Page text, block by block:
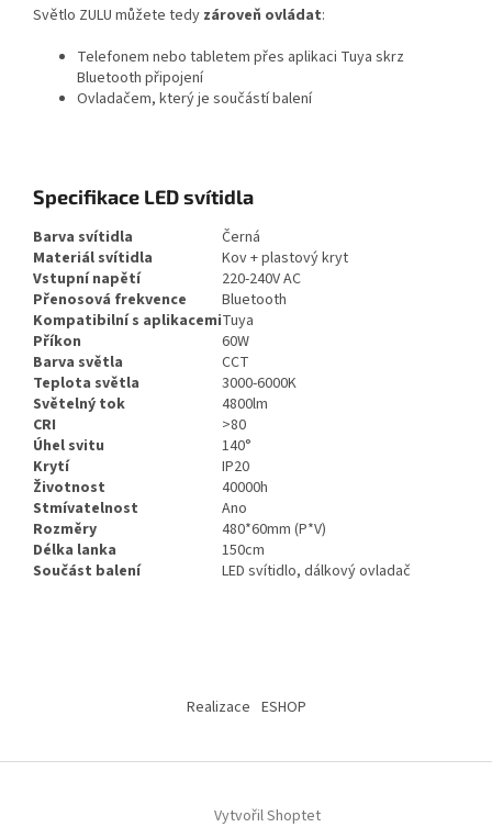
Světlo ZULU můžete tedy zároveň ovládat:
Telefonem nebo tabletem přes aplikaci Tuya skrz
Bluetooth připojení
Ovladačem, který je součástí balení
Specifikace LED svítidla
Barva svítidla
Černá
Materiál svítidla
Kov + plastový kryt
Vstupní napětí
220-240V AC
Přenosová frekvence
Bluetooth
Kompatibilní s aplikacemiTuya
Příkon
60W
Barva světla
CCT
Teplota světla
3000-6000K
Světelný tok
4800lm
CRI
>80
Úhel svitu
140°
Krytí
IP20
Životnost
40000h
Stmívatelnost
Ano
Rozměry
480*60mm (P*V)
Délka lanka
150cm
Součást balení
LED svítidlo, dálkový ovladač
Realizace ESHOP
Vytvořil Shoptet